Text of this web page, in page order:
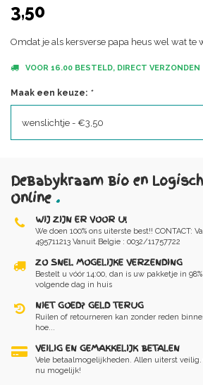
3,50
Omdat je als kersverse papa heus wel wat te
VOOR 16.00 BESTELD, DIRECT VERZONDEN
Maak een keuze: *
wenslichtje - €3,50
DeBabykraam Bio en
Online .
WIJ ZIJN ER VOOR U!
We doen 100% ons uiterste best!! CONTACT:
495711213 Vanuit Belgie : 0032/11757722
ZO SNEL MOGELIJKE VERZENDING
Bestelt u vóór 14:00, dan is uw pakketje in
volgende dag in huis
NIET GOED? GELD TERUG
Ruilen of retourneren kan zonder reden
hoe...
VEILIG EN GEMAKKELIJK BETALEN
Vele betaalmogelijkheden. Allen uiterst
nu mogelijk!